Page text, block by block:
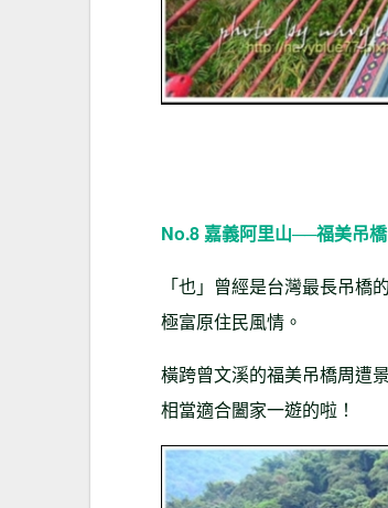
No.8 嘉義阿里山──福美吊橋
「也」曾經是台灣最長吊
極富原住民風情。
橫跨曾文溪的福美吊橋周遭
相當適合闔家一遊的啦！